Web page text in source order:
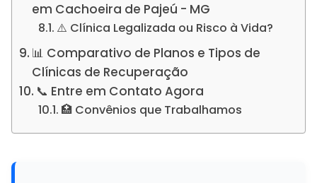
em Cachoeira de Pajeú - MG
⚠️ Clínica Legalizada ou Risco à Vida?
📊 Comparativo de Planos e Tipos de
Clínicas de Recuperação
📞 Entre em Contato Agora
🏥 Convênios que Trabalhamos